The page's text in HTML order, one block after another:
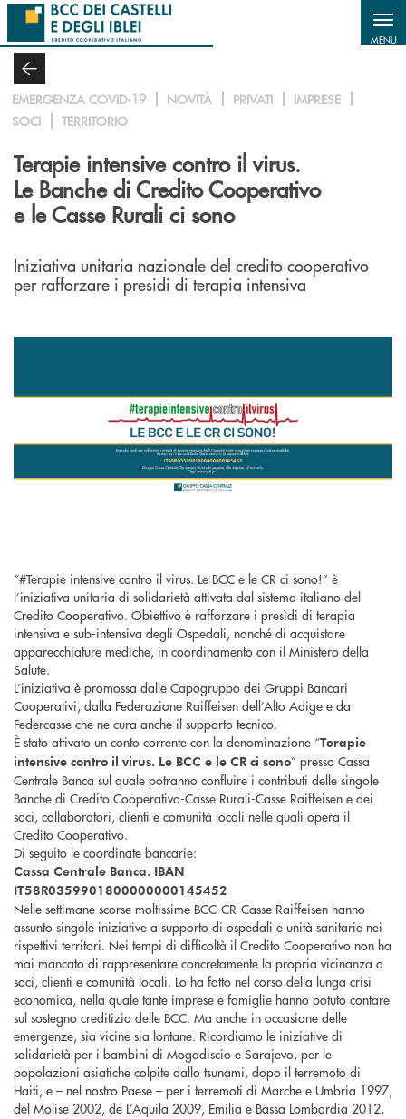
Salta al contenuto principale
MENU
EMERGENZA COVID-19 NOVITÀ PRIVATI
IMPRESE
SOCI
TERRITORIO
Terapie intensive contro il virus.
Le Banche di Credito Cooperativo
e le Casse Rurali ci sono
Iniziativa unitaria nazionale del credito cooperativo
per rafforzare i presidi di terapia intensiva
“#Terapie intensive contro il virus. Le BCC e le CR ci sono!” è
I’iniziativa unitaria di solidarietà attivata dal sistema italiano del
Credito Cooperativo. Obiettivo è rafforzare i presìdi di terapia
intensiva e sub-intensiva degli Ospedali, nonché di acquistare
apparecchiature mediche, in coordinamento con il Ministero della
Salute.
L’iniziativa è promossa dalle Capogruppo dei Gruppi Bancari
Cooperativi, dalla Federazione Raiffeisen dell’Alto Adige e da
Federcasse che ne cura anche il supporto tecnico.
È stato attivato un conto corrente con la denominazione “Terapie
intensive contro il virus. Le BCC e le CR ci sono” presso Cassa
Centrale Banca sul quale potranno confluire i contributi delle singole
Banche di Credito Cooperativo-Casse Rurali-Casse Raiffeisen e dei
soci, collaboratori, clienti e comunità locali nelle quali opera il
Credito Cooperativo.
Di seguito le coordinate bancarie:
Cassa Centrale Banca. IBAN
IT58R0359901800000000145452
Nelle settimane scorse moltissime BCC-CR-Casse Raiffeisen hanno
assunto singole iniziative a supporto di ospedali e unità sanitarie nei
rispettivi territori. Nei tempi di difficoltà il Credito Cooperativo non ha
mai mancato di rappresentare concretamente la propria vicinanza a
soci, clienti e comunità locali. Lo ha fatto nel corso della lunga crisi
economica, nella quale tante imprese e famiglie hanno potuto contare
sul sostegno creditizio delle BCC. Ma anche in occasione delle
emergenze, sia vicine sia lontane. Ricordiamo le iniziative di
solidarietà per i bambini di Mogadiscio e Sarajevo, per le
popolazioni asiatiche colpite dallo tsunami, dopo il terremoto di
Haiti, e – nel nostro Paese – per i terremoti di Marche e Umbria 1997,
del Molise 2002, de L’Aquila 2009, Emilia e Bassa Lombardia 2012,